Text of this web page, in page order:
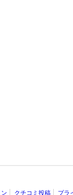
クチコミ投稿 プラ